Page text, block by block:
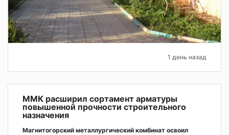
1 день назад
ММК расширил сортамент арматуры
повышенной прочности строительного
назначения
Магнитогорский металлургический комбинат освоил